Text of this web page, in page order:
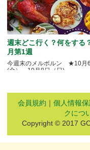
週末どこ行く？何をする
月第1週
今週末のメルボルン ★10月
(金）～10月8日（日)
会員規約 ｜ 個人情報
クにつ
Copyright © 2017